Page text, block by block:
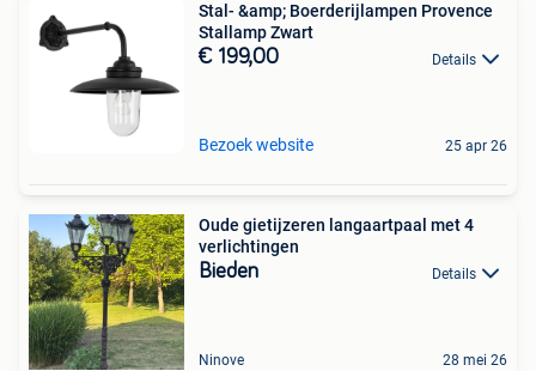
Stal- &amp; Boerderijlampen Provence
Stallamp Zwart
€ 199,00 Details
Bezoek website 25 apr 26
Oude gietijzeren langaartpaal met 4
verlichtingen
Bieden Details
Ninove 28 mei 26